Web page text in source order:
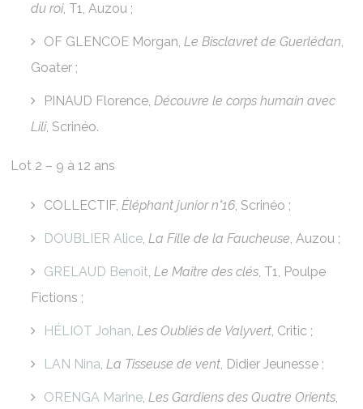
du roi, T1, Auzou ;
OF GLENCOE Morgan,Le Bisclavret de Guerlédan,
Goater ;
PINAUD Florence,Découvre le corps humain avec
Lili, Scrinéo.
Lot 2 – 9 à 12 ans
COLLECTIF,Éléphant junior n°16, Scrinéo ;
DOUBLIER Alice,La Fille de la Faucheuse, Auzou ;
GRELAUD Benoît,Le Maître des clés, T1, Poulpe
Fictions ;
HÉLIOT Johan,Les Oubliés de Valyvert, Critic ;
LAN Nina,La Tisseuse de vent, Didier Jeunesse ;
ORENGA Marine,Les Gardiens des Quatre Orients,